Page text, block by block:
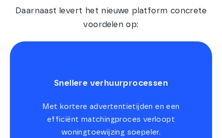
Daarnaast levert het nieuwe platform concrete
voordelen op:
Snellere verhuurprocessen
Met kortere advertentietijden en een
efficiënt matchingproces verloopt
woningtoewijzing soepeler.